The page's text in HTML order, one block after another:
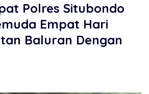
Polres Situbondo
Empat Hari
Baluran Dengan